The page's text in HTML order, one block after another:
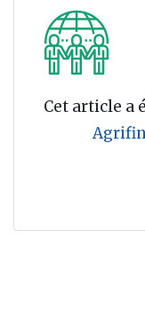
Cet article a